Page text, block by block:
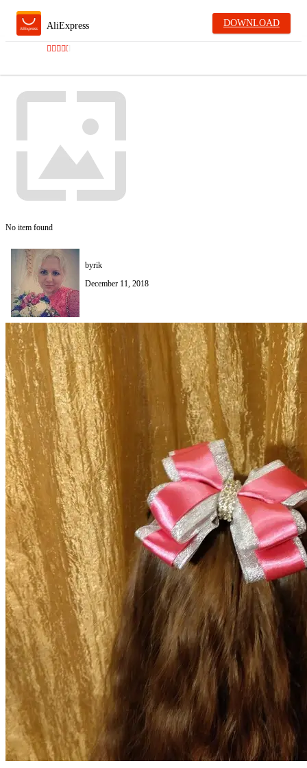
AliExpress DOWNLOAD
No item found
byrik
December 11, 2018